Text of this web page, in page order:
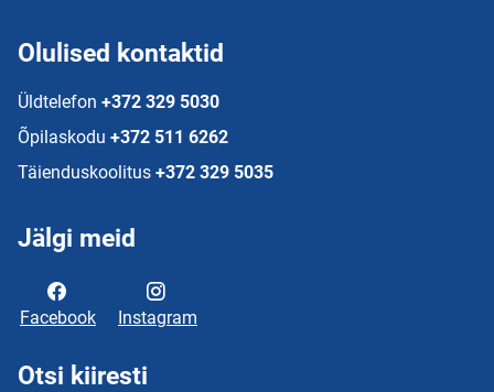
Olulised kontaktid
Üldtelefon +372 329 5030
Õpilaskodu +372 511 6262
Täienduskoolitus +372 329 5035
Jälgi meid
Facebook Instagram
Otsi kiiresti